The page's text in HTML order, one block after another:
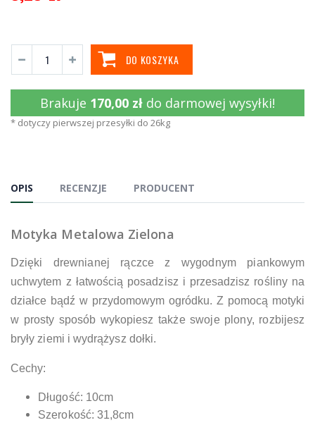
DO KOSZYKA
Brakuje 170,00 zł do darmowej wysyłki!
* dotyczy pierwszej przesyłki do 26kg
OPIS RECENZJE PRODUCENT
Motyka Metalowa Zielona
Dzięki drewnianej rączce z wygodnym piankowym
uchwytem z łatwością posadzisz i przesadzisz rośliny na
działce bądź w przydomowym ogródku. Z pomocą motyki
w prosty sposób wykopiesz także swoje plony, rozbijesz
bryły ziemi i wydrążysz dołki.
Cechy:
Długość: 10cm
Szerokość: 31,8cm